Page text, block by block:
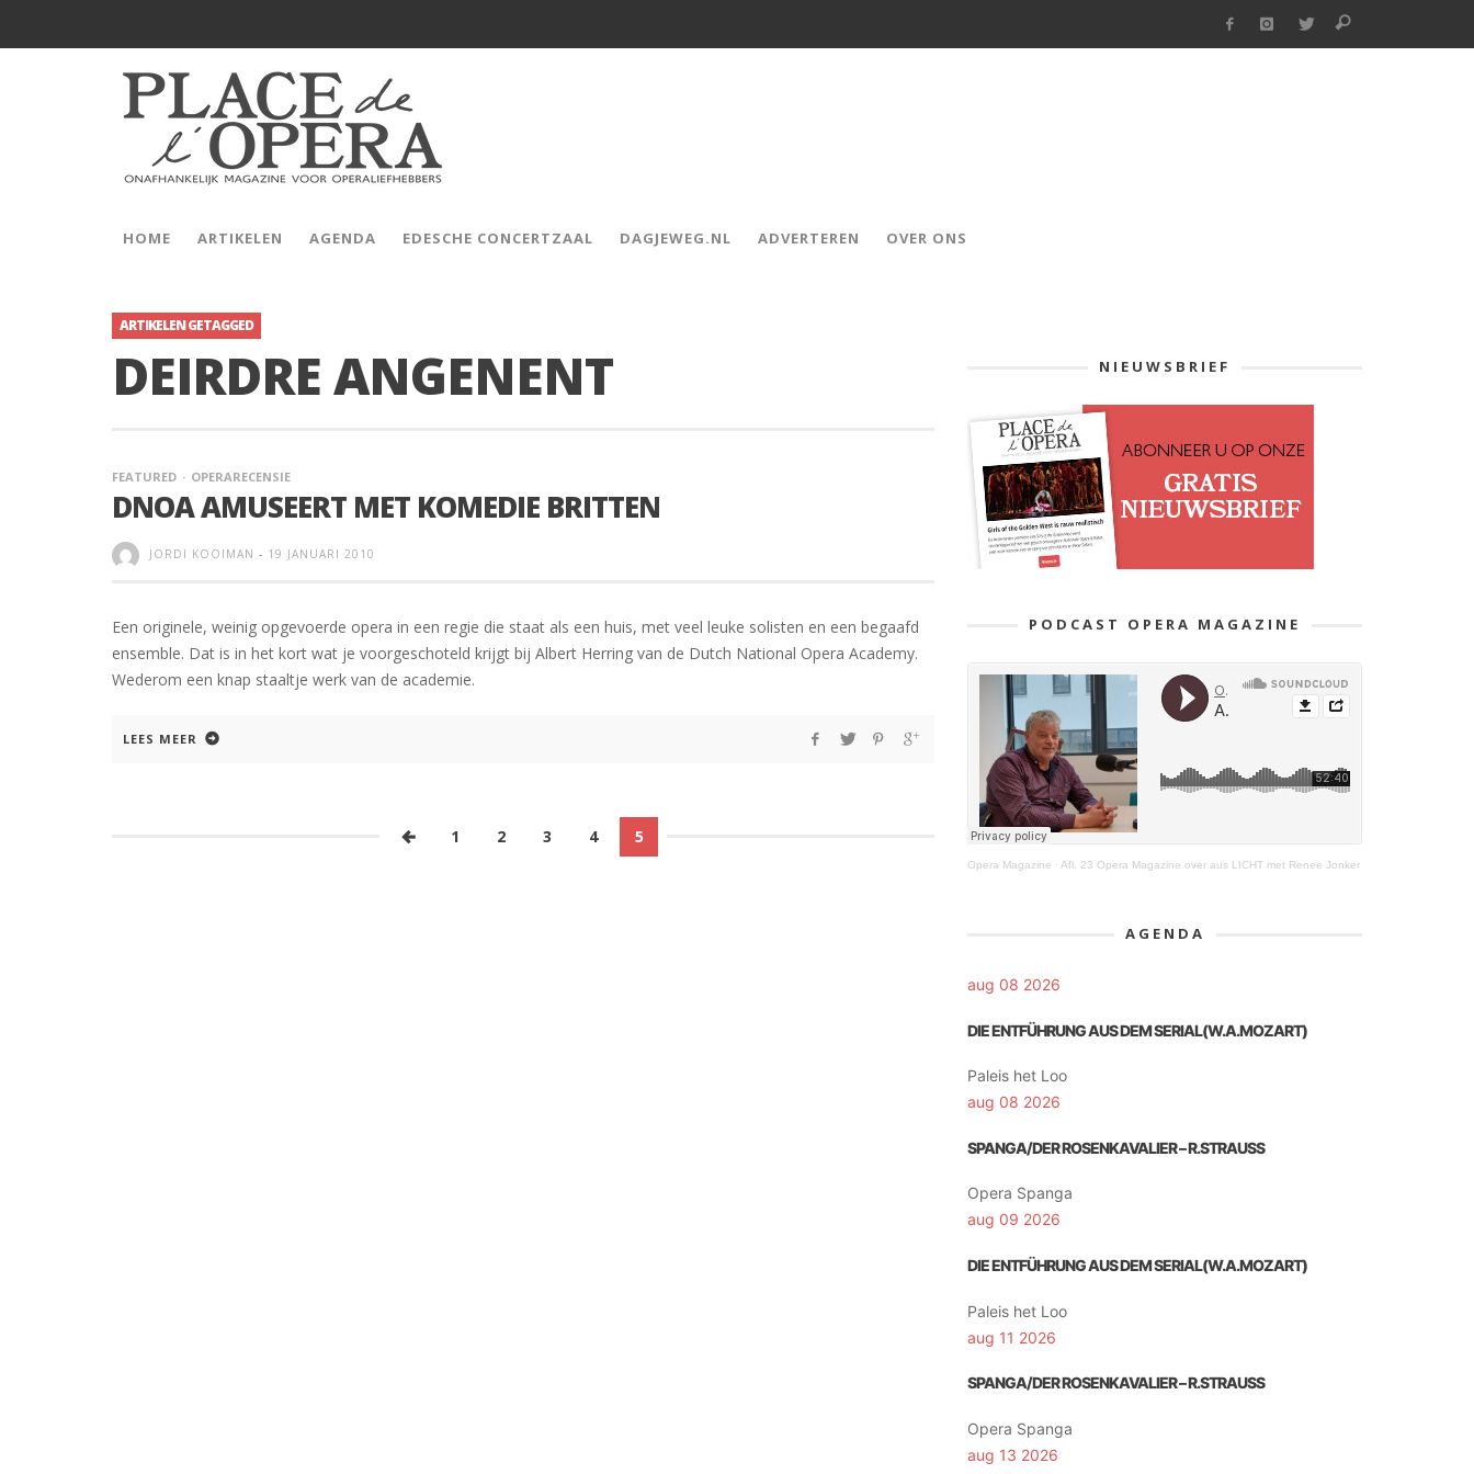
HOME ARTIKELEN AGENDA EDESCHE CONCERTZAAL DAGJEWEG.NL ADVERTEREN OVER ONS
ARTIKELEN GETAGGED
DEIRDRE ANGENENT
FEATURED OPERARECENSIE
DNOA AMUSEERT MET KOMEDIE BRITTEN
JORDI KOOIMAN - 19 JANUARI 2010
Een originele, weinig opgevoerde opera in een regie die staat als een huis, met veel leuke solisten en een begaafd
ensemble. Dat is in het kort wat je voorgeschoteld krijgt bij Albert Herring van de Dutch National Opera Academy.
Wederom een knap staaltje werk van de academie.
LEES MEER
1 2 3 4 5
NIEUWSBRIEF
PODCAST OPERA MAGAZINE
Opera Magazine · Afl. 23 Opera Magazine over aus LICHT met Renee Jonker
AGENDA
aug 08 2026
DIE ENTFÜHRUNG AUS DEM SERIAL(W.A.MOZART)
Paleis het Loo
aug 08 2026
SPANGA/DER ROSENKAVALIER – R.STRAUSS
Opera Spanga
aug 09 2026
DIE ENTFÜHRUNG AUS DEM SERIAL(W.A.MOZART)
Paleis het Loo
aug 11 2026
SPANGA/DER ROSENKAVALIER – R.STRAUSS
Opera Spanga
aug 13 2026